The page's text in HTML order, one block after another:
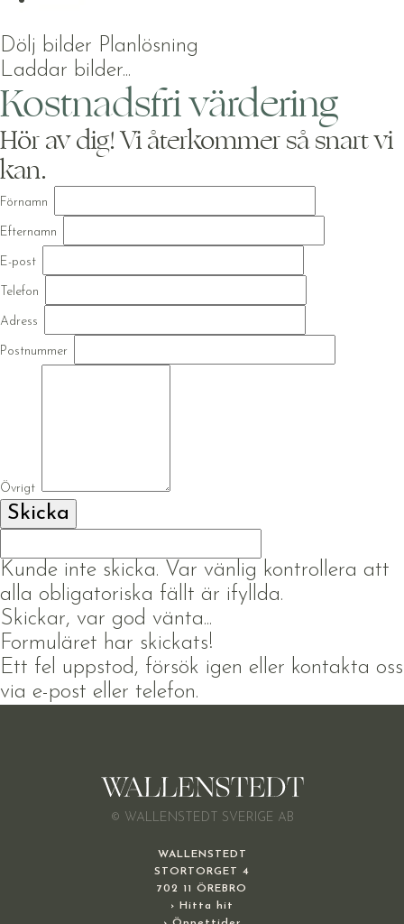
Dölj bilder Planlösning
Laddar bilder...
Kostnadsfri värdering
Hör av dig! Vi återkommer så snart vi
kan.
Förnamn
Efternamn
E-post
Telefon
Adress
Postnummer
Övrigt
Kunde inte skicka. Var vänlig kontrollera att
alla obligatoriska fällt är ifyllda.
Skickar, var god vänta...
Formuläret har skickats!
Ett fel uppstod, försök igen eller kontakta oss
via e-post eller telefon.
© WALLENSTEDT SVERIGE AB
WALLENSTEDT
STORTORGET 4
702 11 ÖREBRO
› Hitta hit